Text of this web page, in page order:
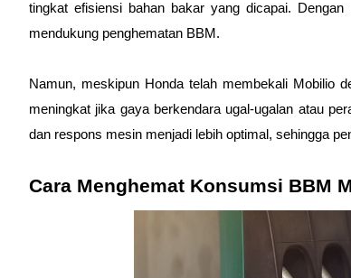
tingkat efisiensi bahan bakar yang dicapai.
mendukung penghematan BBM.
Namun, meskipun Honda telah membekali Mobilio
meningkat jika gaya berkendara ugal-ugalan atau
dan respons mesin menjadi lebih optimal, sehingga
Cara Menghemat Konsumsi BBM